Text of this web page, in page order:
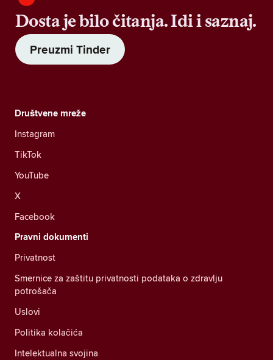
Dosta je bilo čitanja. Idi i saznaj.
Preuzmi Tinder
Društvene mreže
Instagram
TikTok
YouTube
X
Facebook
Pravni dokumenti
Privatnost
Smernice za zaštitu privatnosti podataka o zdravlju
potrošača
Uslovi
Politika kolačića
Intelektualna svojina